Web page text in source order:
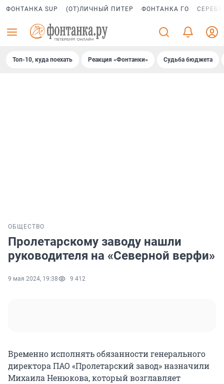
ФОНТАНКА SUP (ОТ)ЛИЧНЫЙ ПИТЕР ФОНТАНКА ГО
Топ-10, куда поехать Реакция «Фонтанки» Судьба бюджета
ОБЩЕСТВО
Пролетарскому заводу нашли
руководителя на «Северной верфи»
9 мая 2024, 19:38 9 412
Временно исполнять обязанности генерального
директора ПАО «Пролетарский завод» назначили
Михаила Ненюкова, который возглавляет